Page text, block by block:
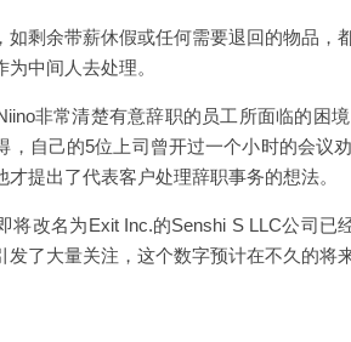
如剩余带薪休假或任何需要退回的物品
中间人去处理。
非常清楚有意辞职的员工所面临的困
，自己的5位上司曾开过一个小时的会议
提出了代表客户处理辞职事务的想法。
将改名为Exit Inc.的Senshi S LLC公司
了大量关注，这个数字预计在不久的将